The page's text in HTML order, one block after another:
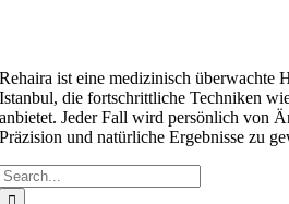
Rehaira ist eine medizinisch überwachte
Istanbul, die fortschrittliche Techniken
anbietet. Jeder Fall wird persönlich von
Präzision und natürliche Ergebnisse zu